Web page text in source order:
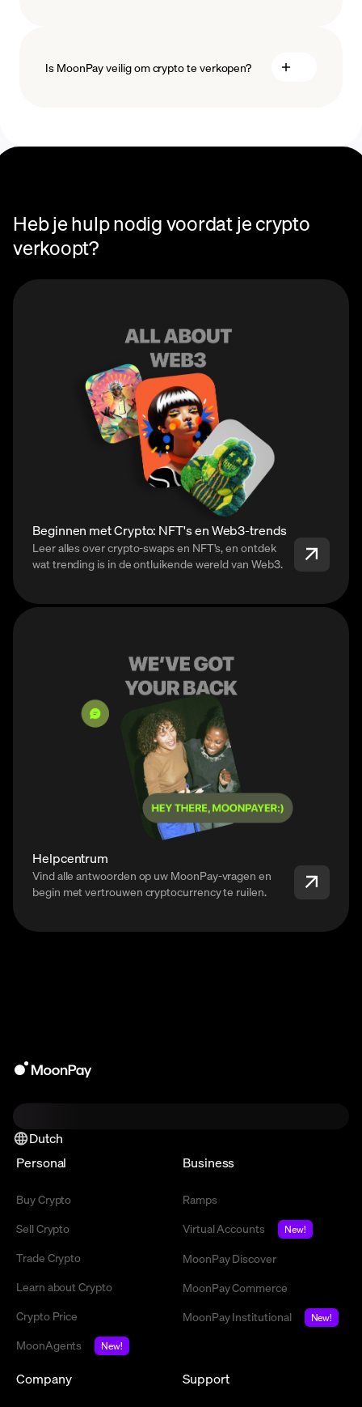
Is MoonPay veilig om crypto te verkopen?
Heb je hulp nodig voordat je crypto
verkoopt?
Beginnen met Crypto: NFT's en Web3-trends
Leer alles over crypto-swaps en NFT's, en ontdek
wat trending is in de ontluikende wereld van Web3.
Helpcentrum
Vind alle antwoorden op uw MoonPay-vragen en
begin met vertrouwen cryptocurrency te ruilen.
Dutch
Personal
Buy Crypto
Sell Crypto
Trade Crypto
Learn about Crypto
Crypto Price
MoonAgents
New!
Business
Ramps
Virtual Accounts
New!
MoonPay Discover
MoonPay Commerce
MoonPay Institutional
New!
Company Support